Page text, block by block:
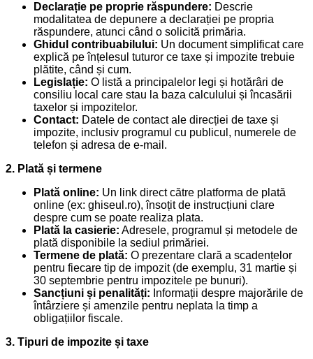
Declarație pe proprie răspundere: Descrie
modalitatea de depunere a declarației pe propria
răspundere, atunci când o solicită primăria.
Ghidul contribuabilului: Un document simplificat care
explică pe înțelesul tuturor ce taxe și impozite trebuie
plătite, când și cum.
Legislație: O listă a principalelor legi și hotărâri de
consiliu local care stau la baza calculului și încasării
taxelor și impozitelor.
Contact: Datele de contact ale direcției de taxe și
impozite, inclusiv programul cu publicul, numerele de
telefon și adresa de e-mail.
2. Plată și termene
Plată online: Un link direct către platforma de plată
online (ex: ghiseul.ro), însoțit de instrucțiuni clare
despre cum se poate realiza plata.
Plată la casierie: Adresele, programul și metodele de
plată disponibile la sediul primăriei.
Termene de plată: O prezentare clară a scadențelor
pentru fiecare tip de impozit (de exemplu, 31 martie și
30 septembrie pentru impozitele pe bunuri).
Sancțiuni și penalități: Informații despre majorările de
întârziere și amenzile pentru neplata la timp a
obligațiilor fiscale.
3. Tipuri de impozite și taxe